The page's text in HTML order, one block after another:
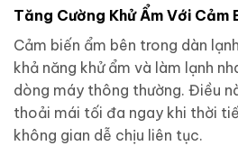
Tăng Cường Khử Ẩm Với Cảm
Cảm biến ẩm bên trong dàn
khả năng khử ẩm và làm lạnh
dòng máy thông thường. Điều
thoải mái tối đa ngay khi thời
không gian dễ chịu liên tục.